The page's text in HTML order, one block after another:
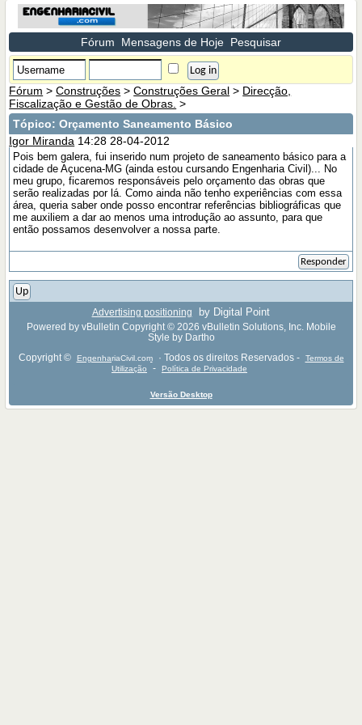
Fórum Mensagens de Hoje Pesquisar
Fórum >Construções >Construções Geral > Direcção,
Fiscalização e Gestão de Obras. >
Tópico:Orçamento Saneamento Básico
Igor Miranda 14:28 28-04-2012
Pois bem galera, fui inserido num projeto de saneamento básico para a
cidade de Açucena-MG (ainda estou cursando Engenharia Civil)... No
meu grupo, ficaremos responsáveis pelo orçamento das obras que
serão realizadas por lá. Como ainda não tenho experiências com essa
área, queria saber onde posso encontrar referências bibliográficas que
me auxiliem a dar ao menos uma introdução ao assunto, para que
então possamos desenvolver a nossa parte.
Responder
Up
Advertising positioning by Digital Point
Powered by vBulletin Copyright © 2026 vBulletin Solutions, Inc. Mobile
Style by Dartho
Copyright ©
EngenhariaCivil.com · Todos os direitos Reservados -
Termos de
Utilização
- Política de Privacidade
Versão Desktop